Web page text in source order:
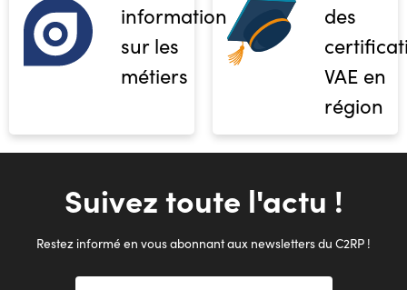
informations
sur les
métiers
des
VAE en
région
Suivez toute l'actu !
Restez informé en vous abonnant aux newsletters du C2RP !